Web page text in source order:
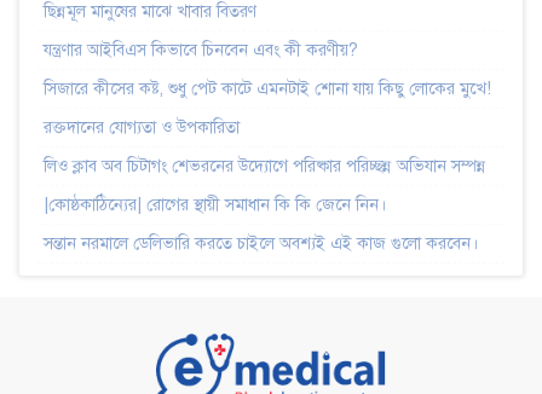
ছিন্নমূল মানুষের মাঝে খাবার বিতরণ
যন্ত্রণার আইবিএস কিভাবে চিনবেন এবং কী করণীয়?
সিজারে কীসের কষ্ট, শুধু পেট কাটে এমনটাই শোনা যায় কিছু লোকের মুখে!
রক্তদানের যোগ্যতা ও উপকারিতা
লিও ক্লাব অব চিটাগং শেভরনের উদ্যোগে পরিষ্কার পরিচ্ছন্ন অভিযান সম্পন্ন
|কোষ্ঠকাঠিন্যের| রোগের স্থায়ী সমাধান কি কি জেনে নিন।
সন্তান নরমালে ডেলিভারি করতে চাইলে অবশ্যই এই কাজ গুলো করবেন।